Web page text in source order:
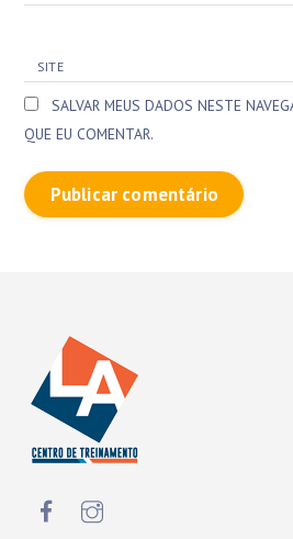
SITE
SALVAR MEUS DADOS NESTE
QUE EU COMENTAR.